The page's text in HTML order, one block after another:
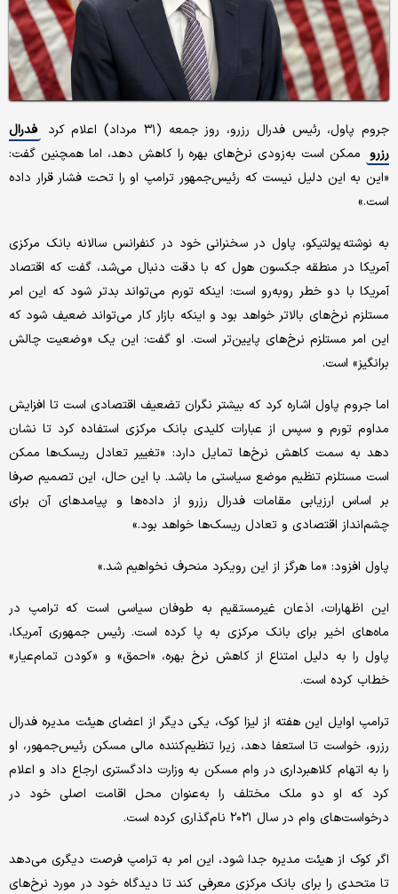
جروم پاول، رئیس فدرال رزرو، روز جمعه (۳۱ مرداد) اعلام کرد
فدرال
رزرو ممکن است به‌زودی نرخ‌های بهره را کاهش دهد، اما همچنین گفت:
«این به این دلیل نیست که رئیس‌جمهور ترامپ او را تحت فشار قرار داده
است.»
به نوشته پولتیکو، پاول در سخنرانی خود در کنفرانس سالانه بانک مرکزی
آمریکا در منطقه جکسون هول که با دقت دنبال می‌شد، گفت که اقتصاد
آمریکا با دو خطر روبه‌رو است: اینکه تورم می‌تواند بدتر شود که این امر
مستلزم نرخ‌های بالاتر خواهد بود و اینکه بازار کار می‌تواند ضعیف شود که
این امر مستلزم نرخ‌های پایین‌تر است. او گفت: این یک «وضعیت چالش
برانگیز» است.
اما جروم پاول اشاره کرد که بیشتر نگران تضعیف اقتصادی است تا افزایش
مداوم تورم و سپس از عبارات کلیدی بانک مرکزی استفاده کرد تا نشان
دهد به سمت کاهش نرخ‌ها تمایل دارد: «تغییر تعادل ریسک‌ها ممکن
است مستلزم تنظیم موضع سیاستی ما باشد. با این حال، این تصمیم صرفا
بر اساس ارزیابی مقامات فدرال رزرو از داده‌ها و پیامدهای آن برای
چشم‌انداز اقتصادی و تعادل ریسک‌ها خواهد بود.»
پاول افزود: «ما هرگز از این رویکرد منحرف نخواهیم شد.»
این اظهارات، اذعان غیرمستقیم به طوفان سیاسی است که ترامپ در
ماه‌های اخیر برای بانک مرکزی به پا کرده‌ است. رئیس جمهوری آمریکا،
پاول را به دلیل امتناع از کاهش نرخ بهره، «احمق» و «کودن تمام‌عیار»
خطاب کرده است.
ترامپ اوایل این هفته از لیزا کوک، یکی دیگر از اعضای هیئت مدیره فدرال
رزرو، خواست تا استعفا دهد، زیرا تنظیم‌کننده مالی مسکن رئیس‌جمهور، او
را به اتهام کلاهبرداری در وام مسکن به وزارت دادگستری ارجاع داد و اعلام
کرد که او دو ملک مختلف را به‌عنوان محل اقامت اصلی خود در
درخواست‌های وام در سال ۲۰۲۱ نام‌گذاری کرده است.
اگر کوک از هیئت مدیره جدا شود، این امر به ترامپ فرصت دیگری می‌دهد
تا متحدی را برای بانک مرکزی معرفی کند تا دیدگاه خود در مورد نرخ‌های